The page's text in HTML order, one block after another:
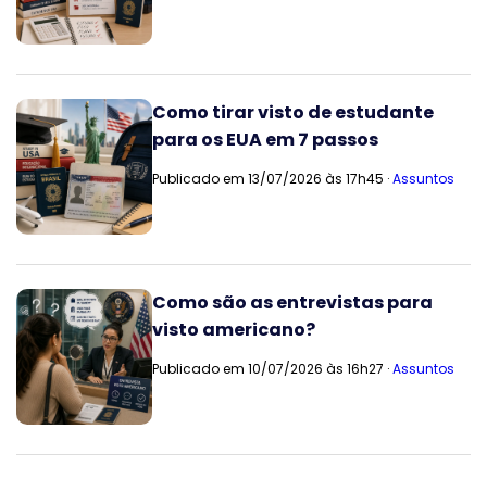
Como tirar visto de estudante
para os EUA em 7 passos
Publicado em 13/07/2026 às 17h45 ·Assuntos
Como são as entrevistas para
visto americano?
Publicado em 10/07/2026 às 16h27 ·Assuntos